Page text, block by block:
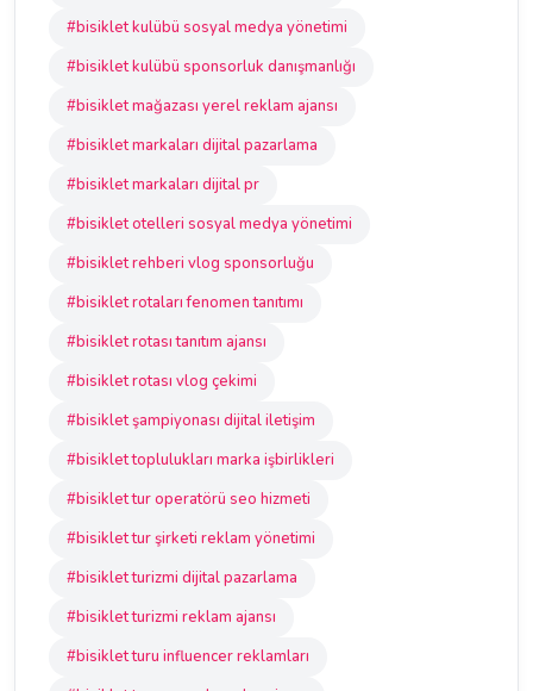
#bisiklet kulübü sosyal medya yönetimi
#bisiklet kulübü sponsorluk danışmanlığı
#bisiklet mağazası yerel reklam ajansı
#bisiklet markaları dijital pazarlama
#bisiklet markaları dijital pr
#bisiklet otelleri sosyal medya yönetimi
#bisiklet rehberi vlog sponsorluğu
#bisiklet rotaları fenomen tanıtımı
#bisiklet rotası tanıtım ajansı
#bisiklet rotası vlog çekimi
#bisiklet şampiyonası dijital iletişim
#bisiklet toplulukları marka işbirlikleri
#bisiklet tur operatörü seo hizmeti
#bisiklet tur şirketi reklam yönetimi
#bisiklet turizmi dijital pazarlama
#bisiklet turizmi reklam ajansı
#bisiklet turu influencer reklamları